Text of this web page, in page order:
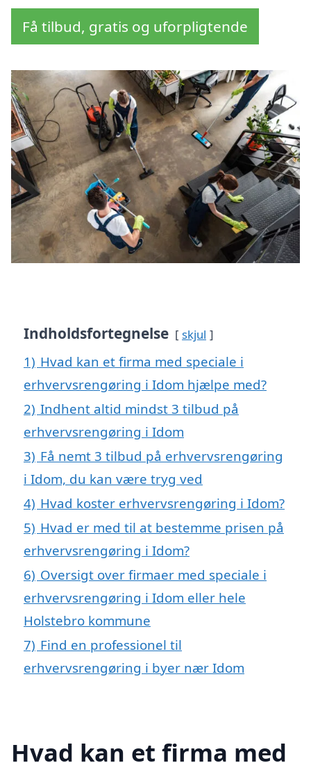
Få tilbud, gratis og uforpligtende
Indholdsfortegnelse skjul
1) Hvad kan et firma med speciale i
erhvervsrengøring i Idom hjælpe med?
2) Indhent altid mindst 3 tilbud på
erhvervsrengøring i Idom
3) Få nemt 3 tilbud på erhvervsrengøring
i Idom, du kan være tryg ved
4) Hvad koster erhvervsrengøring i Idom?
5) Hvad er med til at bestemme prisen på
erhvervsrengøring i Idom?
6) Oversigt over firmaer med speciale i
erhvervsrengøring i Idom eller hele
Holstebro kommune
7) Find en professionel til
erhvervsrengøring i byer nær Idom
Hvad kan et firma med